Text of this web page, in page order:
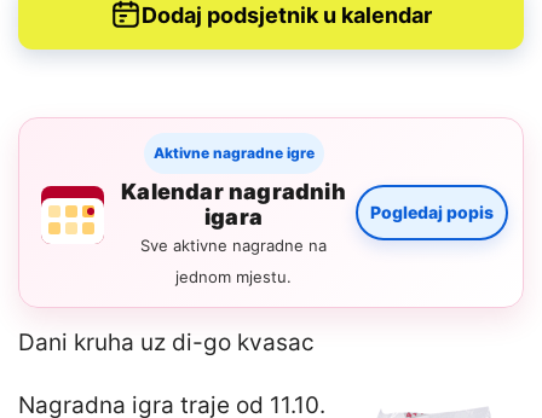
Dodaj podsjetnik u kalendar
Aktivne nagradne igre
Kalendar nagradnih
igara
Sve aktivne nagradne na
jednom mjestu.
Pogledaj popis
Dani kruha uz di-go kvasac
Nagradna igra traje od 11.10.